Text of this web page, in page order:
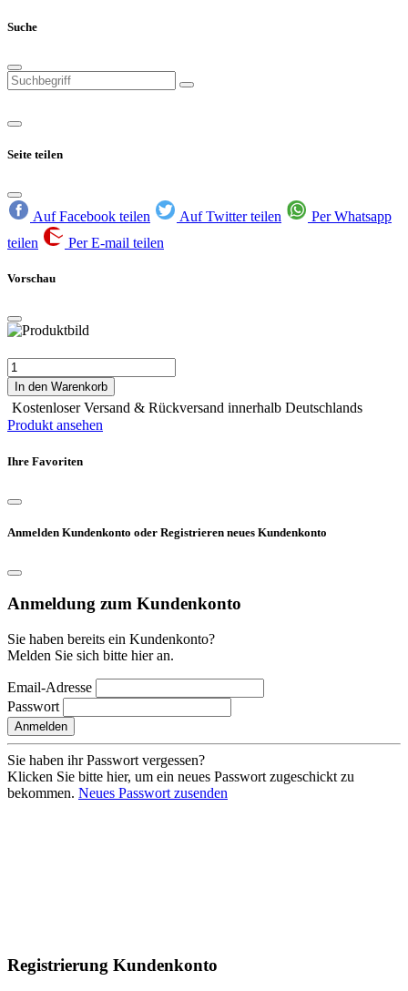
Suche
Seite teilen
Auf Facebook teilen Auf Twitter teilen
Per Whatsapp
teilen
Per E-mail teilen
Vorschau
In den Warenkorb
Kostenloser Versand & Rückversand innerhalb Deutschlands
Produkt ansehen
Ihre Favoriten
Anmelden Kundenkonto oder Registrieren neues Kundenkonto
Anmeldung zum Kundenkonto
Sie haben bereits ein Kundenkonto?
Melden Sie sich bitte hier an.
Email-Adresse
Passwort
Anmelden
Sie haben ihr Passwort vergessen?
Klicken Sie bitte hier, um ein neues Passwort zugeschickt zu
bekommen. Neues Passwort zusenden
Registrierung Kundenkonto